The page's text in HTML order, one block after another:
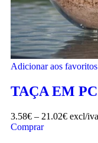
Adicionar aos favoritos
TAÇA EM
3.58€ – 21.02€ excl/iva
Comprar